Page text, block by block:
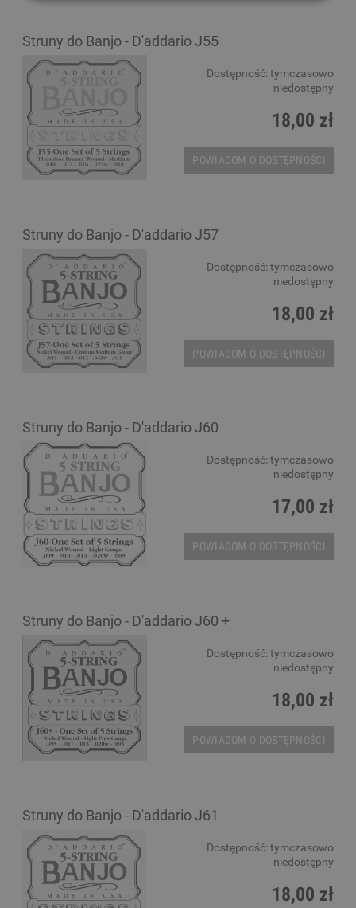
Struny do Banjo - D'addario J55
Dostępność: tymczasowo
niedostępny
18,00 zł
POWIADOM O DOSTĘPNOŚCI
Struny do Banjo - D'addario J57
Dostępność: tymczasowo
niedostępny
18,00 zł
POWIADOM O DOSTĘPNOŚCI
Struny do Banjo - D'addario J60
Dostępność: tymczasowo
niedostępny
17,00 zł
POWIADOM O DOSTĘPNOŚCI
Struny do Banjo - D'addario J60 +
Dostępność: tymczasowo
niedostępny
18,00 zł
POWIADOM O DOSTĘPNOŚCI
Struny do Banjo - D'addario J61
Dostępność: tymczasowo
niedostępny
18,00 zł